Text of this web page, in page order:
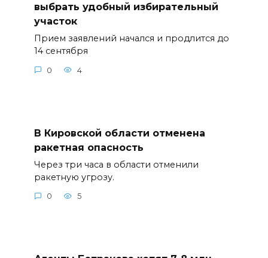
выбрать удобный избирательный
участок
Прием заявлений начался и продлится до
14 сентября
0 4
В Кировской области отменена
ракетная опасность
Через три часа в области отменили
ракетную угрозу.
0 5